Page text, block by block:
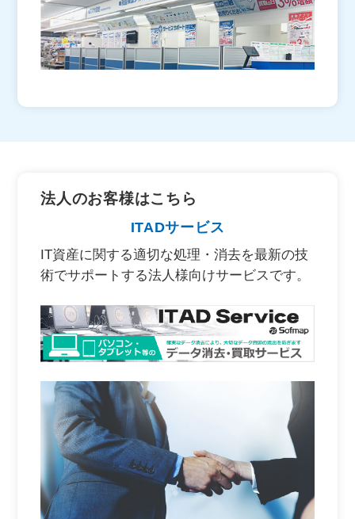
法人のお客様はこちら
ITADサービス
IT資産に関する適切な処理・消去を最新の技
術でサポートする法人様向けサービスです。